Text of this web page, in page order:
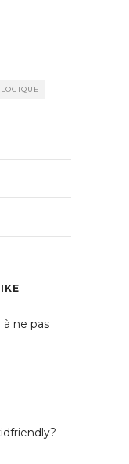
à ne pas